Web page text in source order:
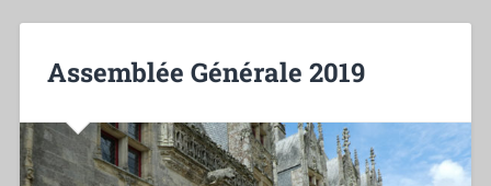
Assemblée Générale 2019